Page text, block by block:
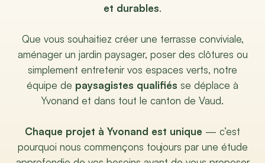
et durables.
Que vous souhaitiez créer une terrasse conviviale,
aménager un jardin paysager, poser des clôtures ou
simplement entretenir vos espaces verts, notre
équipe de paysagistes qualifiés se déplace à
Yvonand et dans tout le canton de Vaud.
Chaque projet à Yvonand est unique — c’est
pourquoi nous commençons toujours par une étude